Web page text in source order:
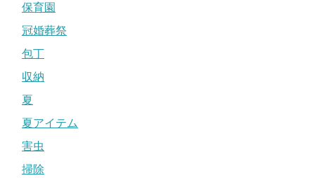
保育園
冠婚葬祭
包丁
収納
夏
夏アイテム
害虫
掃除